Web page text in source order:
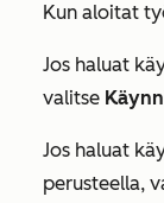
Kun aloitat
Jos haluat
valitse
Jos haluat
perusteella,